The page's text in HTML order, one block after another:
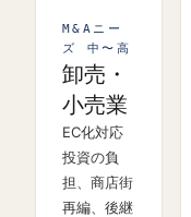
M&Aニー
ズ 中〜高
卸売・
小売業
EC化対応
投資の負
担、商店街
再編、後継